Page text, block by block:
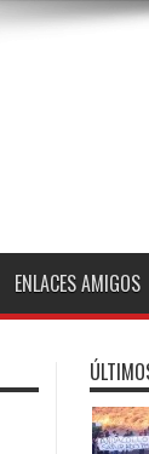
ENLACES AMIGOS